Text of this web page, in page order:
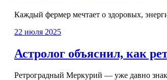
Каждый фермер мечтает о здоровых,
22 июля 2025
Астролог объяснил, как
Ретроградный Меркурий — уже давно